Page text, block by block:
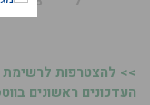
>> להצטרפות לרשימת
העדכונים ראשונים